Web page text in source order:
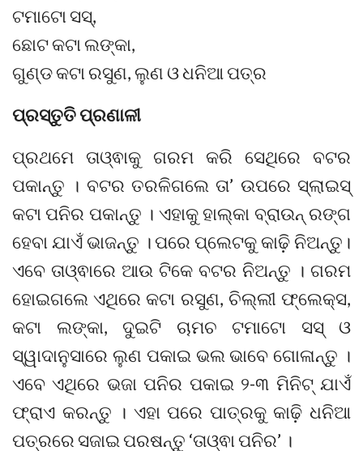
ଟମାଟୋ ସସ୍‌,
ଛୋଟ କଟା ଲଙ୍କା,
ଗୁଣ୍ଡ କଟା ରସୁଣ, ଲୁଣ ଓ ଧନିଆ ପତ୍ର
ପ୍ରସ୍ତୁତି ପ୍ରଣାଳୀ
ପ୍ରଥମେ ତାଓ୍ଵାକୁ ଗରମ କରି ସେଥିରେ ବଟର
ପକାନ୍ତୁ । ବଟର ତରଳିଗଲେ ତା’ ଉପରେ ସ୍ଲାଇସ୍‌
କଟା ପନିର ପକାନ୍ତୁ । ଏହାକୁ ହାଲ୍‌କା ବ୍ରାଉନ୍‌ ରଙ୍ଗ
ହେବା ଯାଏଁ ଭାଜନ୍ତୁ । ପରେ ପ୍ଲେଟକୁ କାଢ଼ି ନିଅନ୍ତୁ।
ଏବେ ତାଓ୍ଵାରେ ଆଉ ଟିକେ ବଟର ନିଅନ୍ତୁ । ଗରମ
ହୋଇଗଲେ ଏଥିରେ କଟା ରସୁଣ, ଚିଲ୍ଲୀ ଫ୍ଲେକ୍ସ,
କଟା ଲଙ୍କା, ଦୁଇଟି ଚାମଚ ଟମାଟୋ ସସ୍‌ ଓ
ସ୍ୱାଦାନୁସାରେ ଲୁଣ ପକାଇ ଭଲ ଭାବେ ଗୋଳାନ୍ତୁ ।
ଏବେ ଏଥିରେ ଭଜା ପନିର ପକାଇ ୨-୩ ମିନିଟ୍‌ ଯାଏଁ
ଫ୍ରାଏ କରନ୍ତୁ । ଏହା ପରେ ପାତ୍ରକୁ କାଢ଼ି ଧନିଆ
ପତ୍ରରେ ସଜାଇ ପରଷନ୍ତୁ ‘ତାଓ୍ଵା ପନିର’ ।